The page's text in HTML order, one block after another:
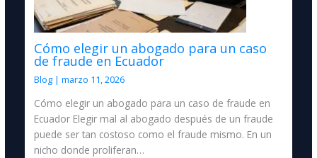
Cómo elegir un abogado para un caso
de fraude en Ecuador
Blog |marzo 11, 2026
Cómo elegir un abogado para un caso de fraude en
Ecuador Elegir mal al abogado después de un fraude
puede ser tan costoso como el fraude mismo. En un
nicho donde proliferan…